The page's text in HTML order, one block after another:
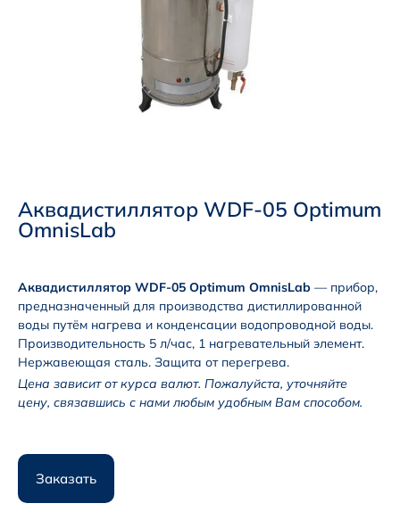
Аквадистиллятор WDF-05 Optimum
OmnisLab
Аквадистиллятор WDF-05 Optimum OmnisLab — прибор,
предназначенный для производства дистиллированной
воды путём нагрева и конденсации водопроводной воды.
Производительность 5 л/час, 1 нагревательный элемент.
Нержавеющая сталь. Защита от перегрева.
Цена зависит от курса валют. Пожалуйста, уточняйте
цену, связавшись с нами любым удобным Вам способом.
Заказать